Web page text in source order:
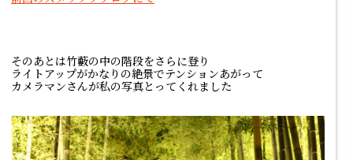
そのあとは竹藪の中の階段をさらに登り
ライトアップがかなりの絶景でテンションあがって
カメラマンさんが私の写真とってくれました